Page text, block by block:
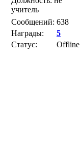
учитель
Сообщений: 638
Награды:
5
Статус:
Offline